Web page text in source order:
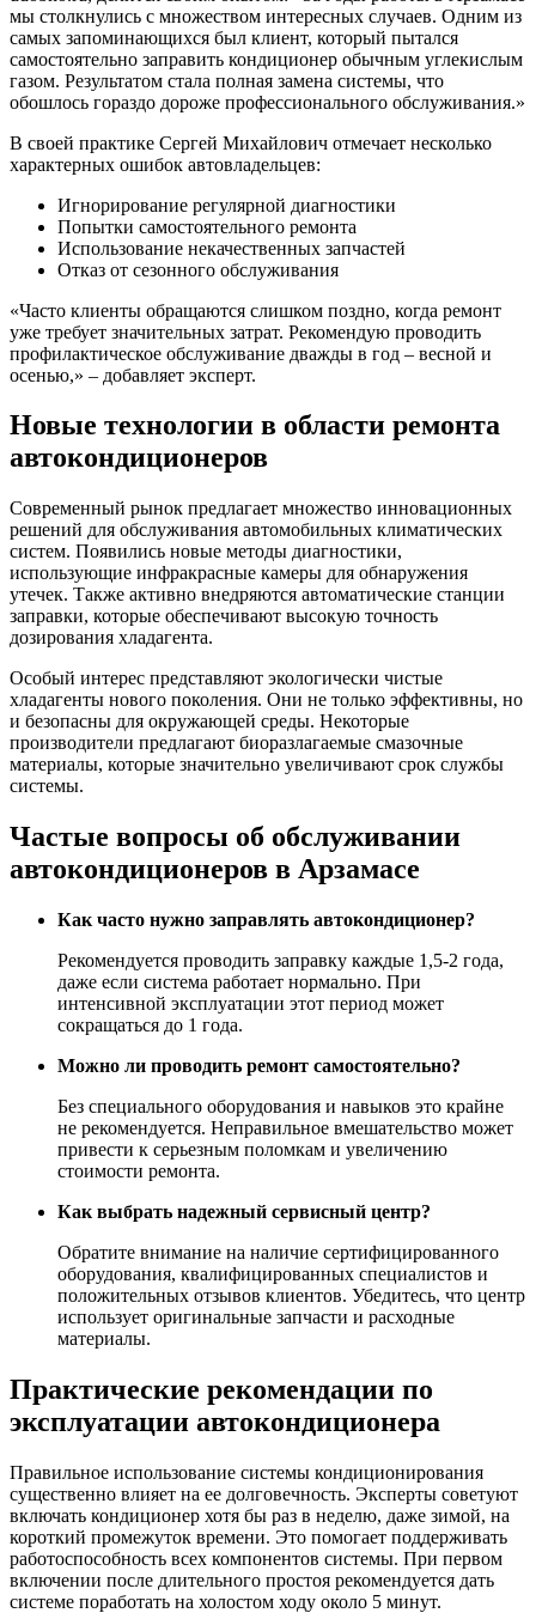
мы столкнулись с множеством интересных случаев. Одним из
самых запоминающихся был клиент, который пытался
самостоятельно заправить кондиционер обычным углекислым
газом. Результатом стала полная замена системы, что
обошлось гораздо дороже профессионального обслуживания.»
В своей практике Сергей Михайлович отмечает несколько
характерных ошибок автовладельцев:
Игнорирование регулярной диагностики
Попытки самостоятельного ремонта
Использование некачественных запчастей
Отказ от сезонного обслуживания
«Часто клиенты обращаются слишком поздно, когда ремонт
уже требует значительных затрат. Рекомендую проводить
профилактическое обслуживание дважды в год – весной и
осенью,» – добавляет эксперт.
Новые технологии в области ремонта
автокондиционеров
Современный рынок предлагает множество инновационных
решений для обслуживания автомобильных климатических
систем. Появились новые методы диагностики,
использующие инфракрасные камеры для обнаружения
утечек. Также активно внедряются автоматические станции
заправки, которые обеспечивают высокую точность
дозирования хладагента.
Особый интерес представляют экологически чистые
хладагенты нового поколения. Они не только эффективны, но
и безопасны для окружающей среды. Некоторые
производители предлагают биоразлагаемые смазочные
материалы, которые значительно увеличивают срок службы
системы.
Частые вопросы об обслуживании
автокондиционеров в Арзамасе
Как часто нужно заправлять автокондиционер?
Рекомендуется проводить заправку каждые 1,5-2 года,
даже если система работает нормально. При
интенсивной эксплуатации этот период может
сокращаться до 1 года.
Можно ли проводить ремонт самостоятельно?
Без специального оборудования и навыков это крайне
не рекомендуется. Неправильное вмешательство может
привести к серьезным поломкам и увеличению
стоимости ремонта.
Как выбрать надежный сервисный центр?
Обратите внимание на наличие сертифицированного
оборудования, квалифицированных специалистов и
положительных отзывов клиентов. Убедитесь, что центр
использует оригинальные запчасти и расходные
материалы.
Практические рекомендации по
эксплуатации автокондиционера
Правильное использование системы кондиционирования
существенно влияет на ее долговечность. Эксперты советуют
включать кондиционер хотя бы раз в неделю, даже зимой, на
короткий промежуток времени. Это помогает поддерживать
работоспособность всех компонентов системы. При первом
включении после длительного простоя рекомендуется дать
системе поработать на холостом ходу около 5 минут.